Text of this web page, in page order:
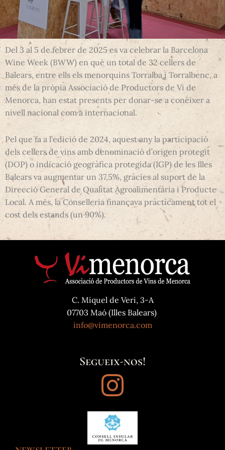
Del 3 al 5 de febrer de 2025 es va celebrar la Barcelona
Wine Week (BWW) en què un total de 32 cellers de
Balears, entre ells els menorquins Torralba i Torralbenc, a
més de la pròpia Associació de Productors de Vi de
Menorca, han estat presents per donar-se a conèixer a
nivell nacional com a internacional.
Pel que fa a l’edició de 2024, aquest any la participació
dels cellers de vins amb denominació d’origen protegit
(DOP) o indicació geogràfica protegida (IGP) de les Illes
Balears va augmentar un 37,5%, gràcies al suport de la
Direcció General de Qualitat Agroalimentària i Producte
Local. A més, la Conselleria finançava pràcticament tot el
cost dels estands (un 90%).
C. Miquel de Veri, 3-A
07703 Maó (Illes Balears)
info@vimenorca.com
Segueix-nos!